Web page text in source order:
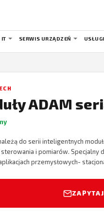
IT SERWIS URZĄDZEŃ USŁUGI
ADAM
do serii inteligentnych
i pomiarów. Specjalny
przemysłowych-